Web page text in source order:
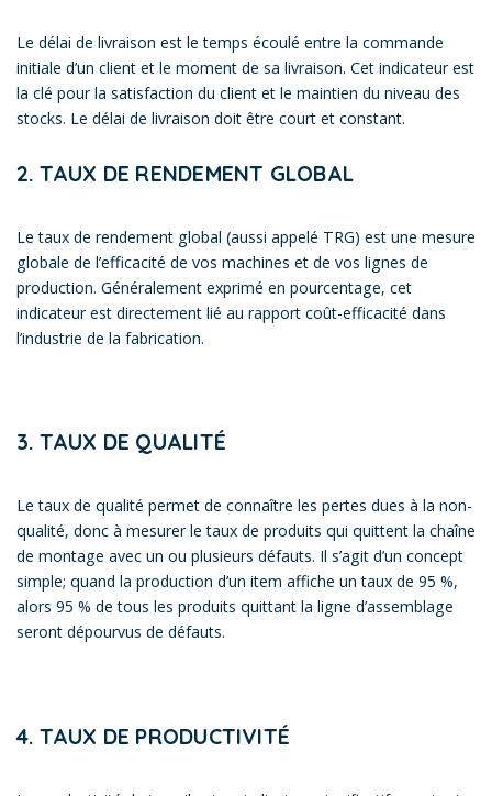
Le délai de livraison est le temps écoulé entre la commande
initiale d’un client et le moment de sa livraison. Cet indicateur est
la clé pour la satisfaction du client et le maintien du niveau des
stocks. Le délai de livraison doit être court et constant.
2. TAUX DE RENDEMENT GLOBAL
Le taux de rendement global (aussi appelé TRG) est une mesure
globale de l’efficacité de vos machines et de vos lignes de
production. Généralement exprimé en pourcentage, cet
indicateur est directement lié au rapport coût-efficacité dans
l’industrie de la fabrication.
3. TAUX DE QUALITÉ
Le taux de qualité permet de connaître les pertes dues à la non-
qualité, donc à mesurer le taux de produits qui quittent la chaîne
de montage avec un ou plusieurs défauts. Il s’agit d’un concept
simple; quand la production d’un item affiche un taux de 95 %,
alors 95 % de tous les produits quittant la ligne d’assemblage
seront dépourvus de défauts.
4. TAUX DE PRODUCTIVITÉ